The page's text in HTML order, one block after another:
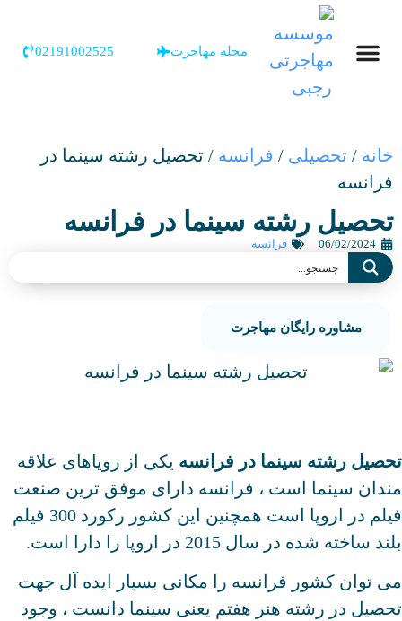
مجله مهاجرت 02191002525
خانه / تحصیلی / فرانسه / تحصیل رشته سینما در
فرانسه
تحصیل رشته سینما در فرانسه
06/02/2024 فرانسه
مشاوره رایگان مهاجرت
تحصیل رشته سینما در فرانسه یکی از رویاهای علاقه
مندان سینما است ، فرانسه دارای موفق ترین صنعت
فیلم در اروپا است همچنین این کشور رکورد 300 فیلم
بلند ساخته شده در سال 2015 در اروپا را دارا است.
می توان کشور فرانسه را مکانی بسیار ایده آل جهت
تحصیل در رشته هنر هفتم یعنی سینما دانست ، وجود